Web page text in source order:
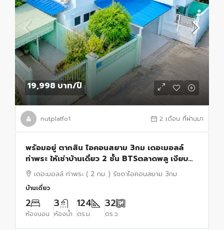
19,998 บาท/ปี
nutplatfo1 2 เดือน ที่ผ่านมา
พร้อมอยู่ ตากสิน ไอคอนสยาม 3กม เดอะมอลล์
ท่าพระ ให้เช่าบ้านเดี่ยว 2 ชั้น BTSตลาดพลู เงียบ
สงบ32ตรว. 124ตรม. 2นอน 3น้ำ 2จอดรถ 4แอร์
เดอะมอลล์ ท่าพระ ( 2 กม. ) รัชดาไอคอนสยาม 3กม
บ้านเดี่ยว
2
ห้องนอน
3
ห้องน้ำ
124
ตร.ม.
32
ตร.ว.